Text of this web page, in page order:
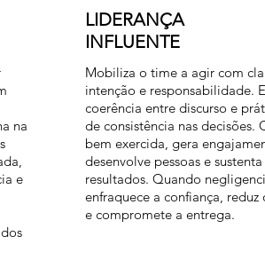
na
e
LIDERANÇA
INFLUENTE
Mobiliza o time a agir com
intenção e responsabilidade.
coerência entre discurso e
de consistência nas decisões.
bem exercida, gera
desenvolve pessoas e sustenta
resultados. Quando
enfraquece a confiança,
e compromete a entrega.